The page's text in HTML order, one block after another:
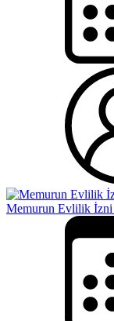
Memurun Evlilik İzni